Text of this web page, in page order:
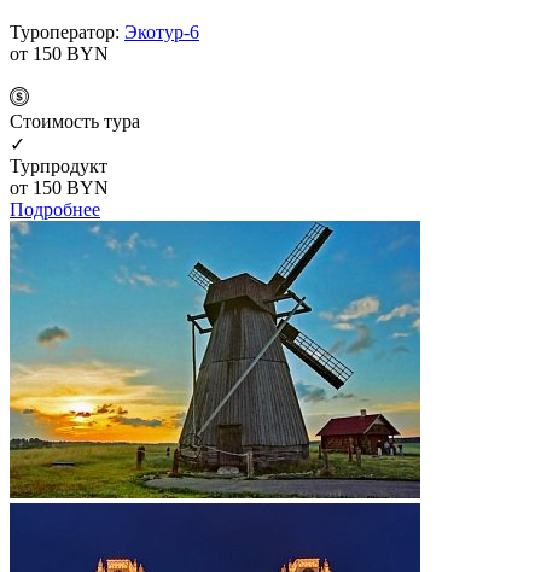
Туроператор: Экотур-6
от 150 BYN
Cтоимость тура
✓
Турпродукт
от 150 BYN
Подробнее